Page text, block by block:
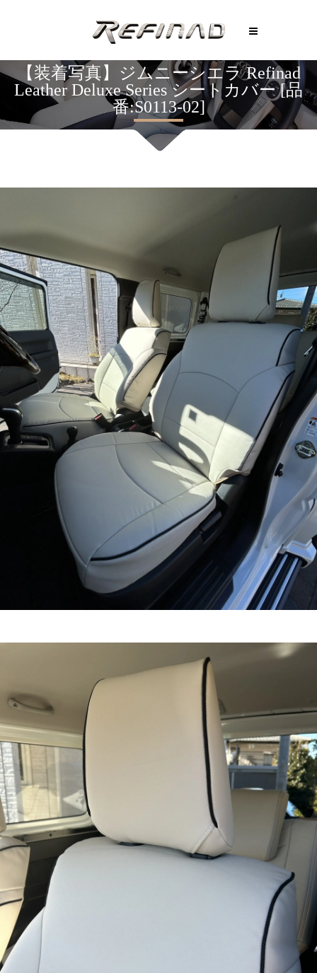
【装着写真】ジムニーシエラ Refinad
Leather Deluxe Series シートカバー [品
番:S0113-02]